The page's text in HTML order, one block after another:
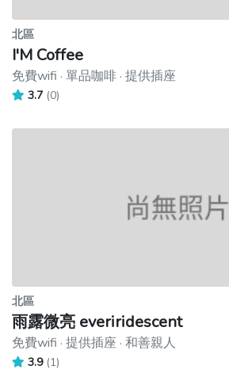
北區
I'M Coffee
免費wifi · 單品咖啡 · 提供插座
3.7 (0)
北區
雨露微亮 everiridescent
免費wifi · 提供插座 · 和善親人
3.9 (1)